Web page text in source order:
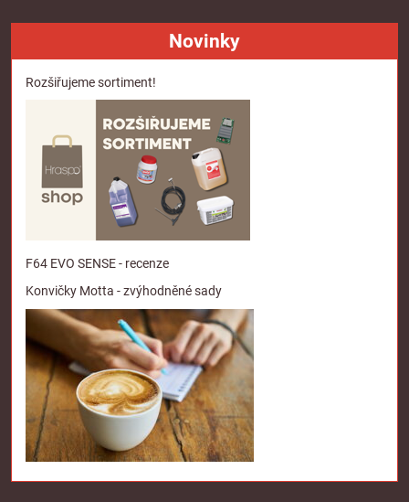
Novinky
Rozšiřujeme sortiment!
F64 EVO SENSE - recenze
Konvičky Motta - zvýhodněné sady